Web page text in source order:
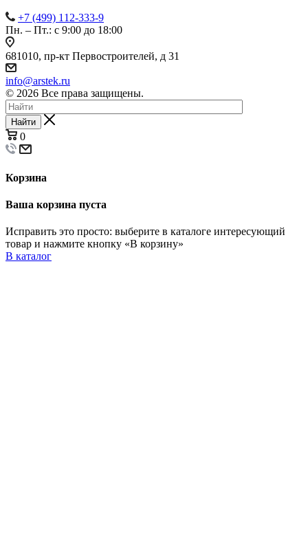
+7 (499) 112-333-9
Пн. – Пт.: с 9:00 до 18:00
681010, пр-кт Первостроителей, д 31
info@arstek.ru
© 2026 Все права защищены.
Найти
0
Корзина
Ваша корзина пуста
Исправить это просто: выберите в каталоге интересующий
товар и нажмите кнопку «В корзину»
В каталог